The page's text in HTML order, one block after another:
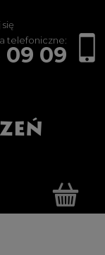
telefoniczne:
09 09